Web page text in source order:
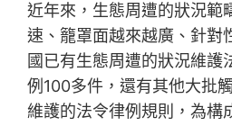
近年來，生態周遭的狀況範
速、籠罩面越來越廣、針對
國已有生態周遭的狀況維護
例100多件，還有其他大批
維護的法令律例規則，為構